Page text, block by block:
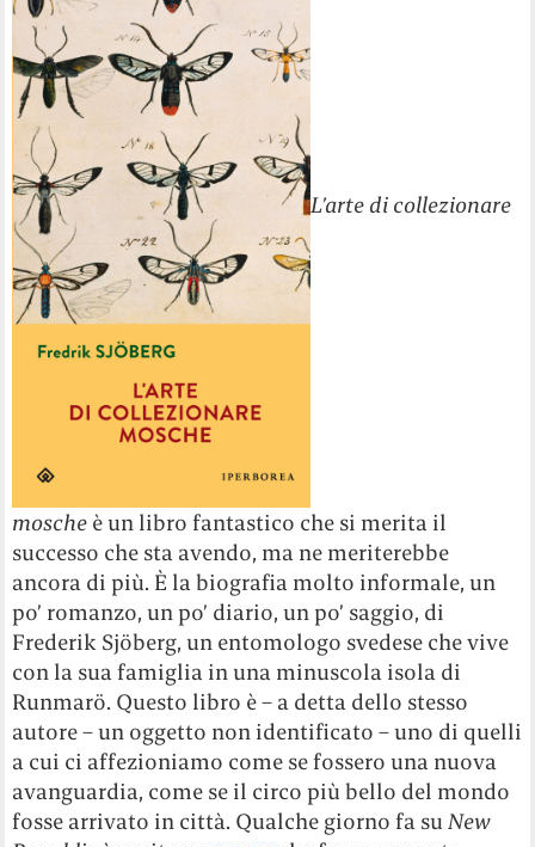
L’arte di collezionare
mosche è un libro fantastico che si merita il
successo che sta avendo, ma ne meriterebbe
ancora di più. È la biografia molto informale, un
po’ romanzo, un po’ diario, un po’ saggio, di
Frederik Sjöberg, un entomologo svedese che vive
con la sua famiglia in una minuscola isola di
Runmarö. Questo libro è – a detta dello stesso
autore – un oggetto non identificato – uno di quelli
a cui ci affezioniamo come se fossero una nuova
avanguardia, come se il circo più bello del mondo
fosse arrivato in città. Qualche giorno fa suNew